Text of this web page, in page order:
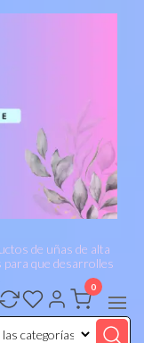
de uñas de alta
para que desarrolles
0